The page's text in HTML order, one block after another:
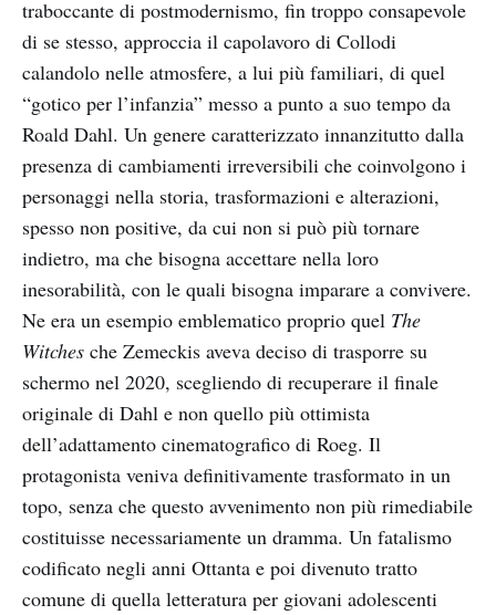
traboccante di postmodernismo, fin troppo consapevole
di se stesso, approccia il capolavoro di Collodi
calandolo nelle atmosfere, a lui più familiari, di quel
“gotico per l’infanzia” messo a punto a suo tempo da
Roald Dahl. Un genere caratterizzato innanzitutto dalla
presenza di cambiamenti irreversibili che coinvolgono i
personaggi nella storia, trasformazioni e alterazioni,
spesso non positive, da cui non si può più tornare
indietro, ma che bisogna accettare nella loro
inesorabilità, con le quali bisogna imparare a convivere.
Ne era un esempio emblematico proprio quel The
Witches che Zemeckis aveva deciso di trasporre su
schermo nel 2020, scegliendo di recuperare il finale
originale di Dahl e non quello più ottimista
dell’adattamento cinematografico di Roeg. Il
protagonista veniva definitivamente trasformato in un
topo, senza che questo avvenimento non più rimediabile
costituisse necessariamente un dramma. Un fatalismo
codificato negli anni Ottanta e poi divenuto tratto
comune di quella letteratura per giovani adolescenti